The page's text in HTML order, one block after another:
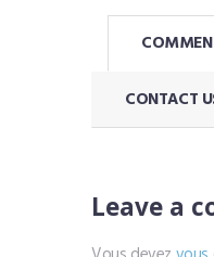
CONTACT
Leave a